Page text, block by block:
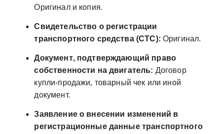
Оригинал и копия.
Свидетельство о регистрации
транспортного средства (СТС): Оригинал.
Документ‚ подтверждающий право
собственности на двигатель: Договор
купли-продажи‚ товарный чек или иной
документ.
Заявление о внесении изменений в
регистрационные данные транспортного